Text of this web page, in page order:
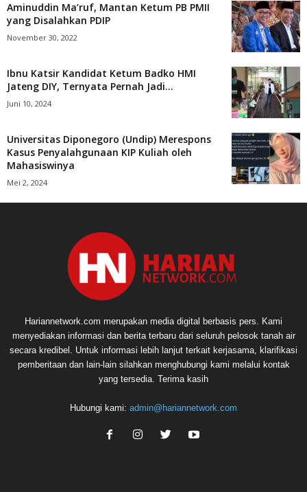
Aminuddin Ma’ruf, Mantan Ketum PB PMII
yang Disalahkan PDIP
November 30, 2022
Ibnu Katsir Kandidat Ketum Badko HMI
Jateng DIY, Ternyata Pernah Jadi...
Juni 10, 2024
Universitas Diponegoro (Undip) Merespons
Kasus Penyalahgunaan KIP Kuliah oleh
Mahasiswinya
Mei 2, 2024
Hariannetwork.com merupakan media digital berbasis pers. Kami
menyediakan informasi dan berita terbaru dari seluruh pelosok tanah air
secara kredibel. Untuk informasi lebih lanjut terkait kerjasama, klarifikasi
pemberitaan dan lain-lain silahkan menghubungi kami melalui kontak
yang tersedia. Terima kasih
Hubungi kami: admin@hariannetwork.com